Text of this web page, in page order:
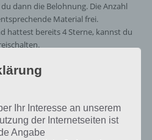
dann die Belohnung. Die Anzahl
Material frei.
hattest bereits 4 Sterne, kannst du
Ihr Interesse an unserem
der Internetseiten ist
Angabe